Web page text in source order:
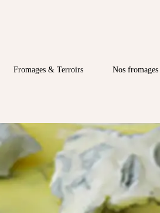
Fromages & Terroirs Nos fromages